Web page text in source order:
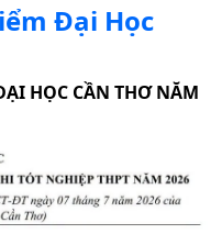
Đại Học
HỌC CẦN THƠ NĂM